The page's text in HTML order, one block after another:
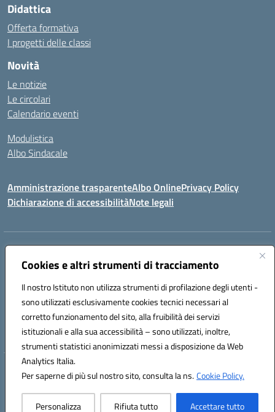
Cookies e altri strumenti di tracciamento
Il nostro Istituto non utilizza strumenti di profilazione degli utenti -
sono utilizzati esclusivamente cookies tecnici necessari al
corretto funzionamento del sito, alla fruibilità dei servizi
istituzionali e alla sua accessibilità – sono utilizzati, inoltre,
strumenti statistici anonimizzati messi a disposizione da Web
Analytics Italia.
Per saperne di più sul nostro sito, consulta la ns.Cookie Policy.
Personalizza Rifiuta tutto Accettare tutto
Didattica
Offerta formativa
I progetti delle classi
Novità
Le notizie
Le circolari
Calendario eventi
Modulistica
Albo Sindacale
Amministrazione trasparenteAlbo OnlinePrivacy Policy
Dichiarazione di accessibilitàNote legali
Indirizzo:
Centralino:0994722507 Email:TAIC873006@istruzione.it
Codice fiscale: 90279480736
Codice meccanografico:
TAIC873006
Codice unico di fatturazione (CUF): 488XBQ
Hosting & Powered by 3D Solution S.r.l.
Concept & Design by Designers Italia